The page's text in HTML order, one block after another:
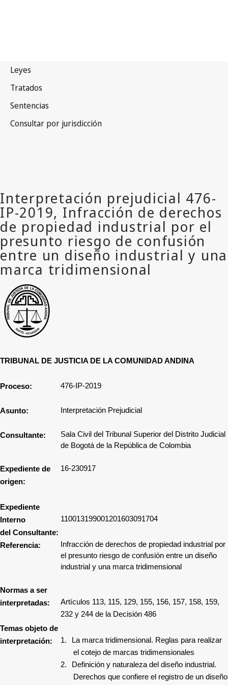
TRIBUNAL DE JUSTICIA DE LA COMUNIDAD ANDINA
Proceso: 476-IP-2019
Asunto: Interpretación Prejudicial
Consultante:
Sala Civil del Tribunal Superior del Distrito Judicial
de Bogotá de la República de Colombia
Expediente de
origen:
16-230917
Expediente
Interno
del Consultante:
110013199001201603091704
Referencia:
Infracción de derechos de propiedad industrial por
el presunto riesgo de confusión entre un diseño
industrial y una marca tridimensional
Normas a ser
interpretadas:
Artículos 113, 115, 129, 155, 156, 157, 158, 159,
232 y 244 de la Decisión 486
Temas objeto de
interpretación:
1.
La marca tridimensional. Reglas para realizar
el cotejo de marcas tridimensionales
2.
Definición y naturaleza del diseño industrial.
Derechos que confiere el registro de un diseño